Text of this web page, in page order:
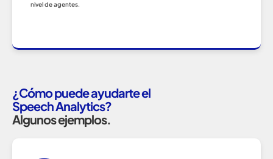
nivel de agentes.
¿Cómo puede ayudarte el
Speech Analytics?
Algunos ejemplos.